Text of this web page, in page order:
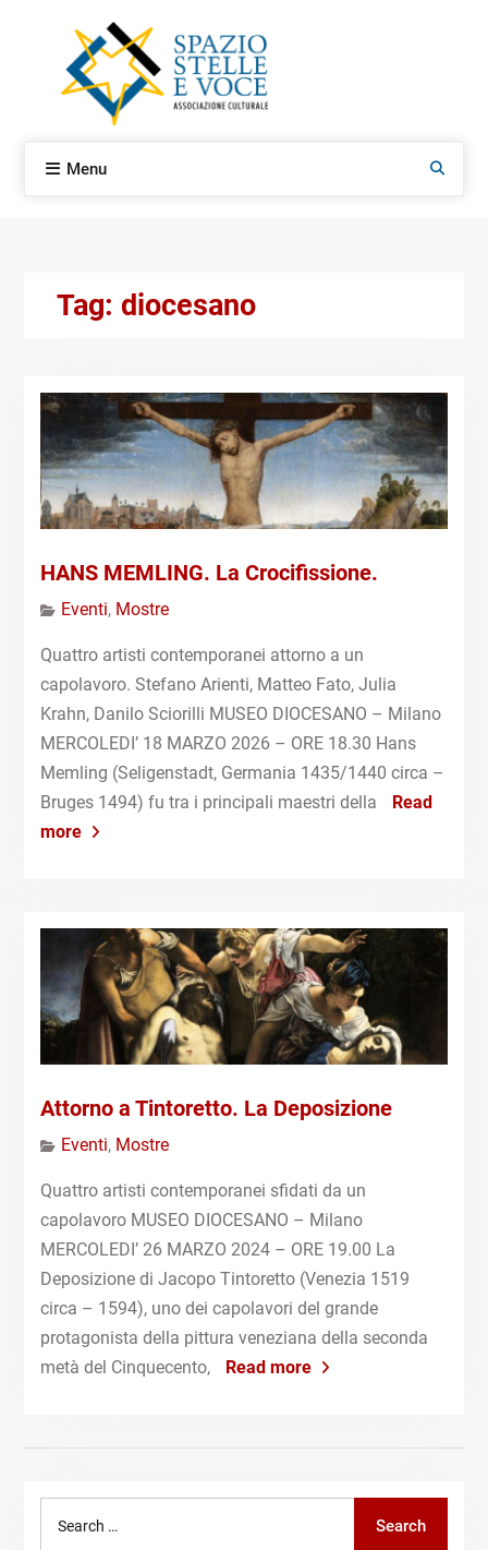
Menu Search
Tag: diocesano
HANS MEMLING. La Crocifissione.
Eventi, Mostre
Quattro artisti contemporanei attorno a un
capolavoro. Stefano Arienti, Matteo Fato, Julia
Krahn, Danilo Sciorilli MUSEO DIOCESANO – Milano
MERCOLEDI’ 18 MARZO 2026 – ORE 18.30 Hans
Memling (Seligenstadt, Germania 1435/1440 circa –
Bruges 1494) fu tra i principali maestri della
Read
more
Attorno a Tintoretto. La Deposizione
Eventi, Mostre
Quattro artisti contemporanei sfidati da un
capolavoro MUSEO DIOCESANO – Milano
MERCOLEDI’ 26 MARZO 2024 – ORE 19.00 La
Deposizione di Jacopo Tintoretto (Venezia 1519
circa – 1594), uno dei capolavori del grande
protagonista della pittura veneziana della seconda
metà del Cinquecento,
Read more
Search